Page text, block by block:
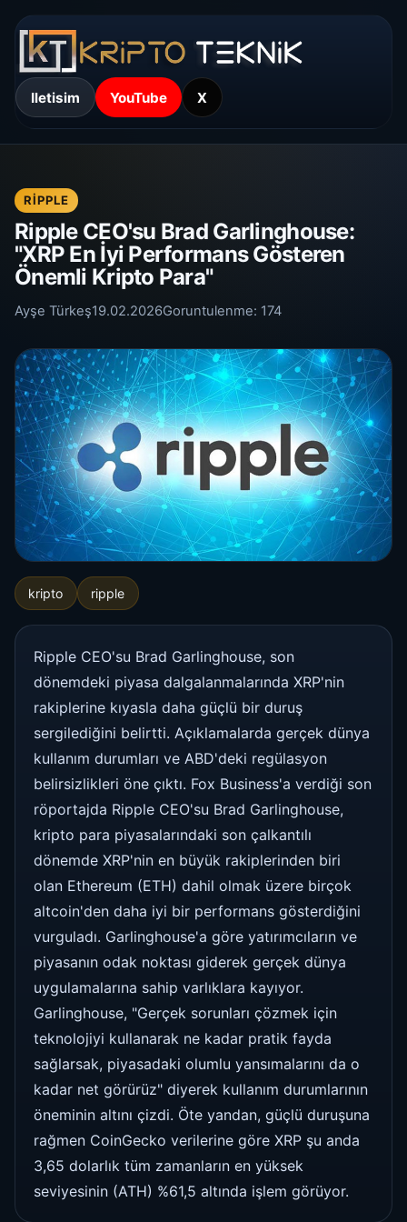
Iletisim YouTube X
RIPPLE
Ripple CEO'su Brad Garlinghouse:
"XRP En İyi Performans Gösteren
Önemli Kripto Para"
Ayşe Türkeş19.02.2026Goruntulenme: 174
kripto ripple
Ripple CEO'su Brad Garlinghouse, son
dönemdeki piyasa dalgalanmalarında XRP'nin
rakiplerine kıyasla daha güçlü bir duruş
sergilediğini belirtti. Açıklamalarda gerçek dünya
kullanım durumları ve ABD'deki regülasyon
belirsizlikleri öne çıktı. Fox Business'a verdiği son
röportajda Ripple CEO'su Brad Garlinghouse,
kripto para piyasalarındaki son çalkantılı
dönemde XRP'nin en büyük rakiplerinden biri
olan Ethereum (ETH) dahil olmak üzere birçok
altcoin'den daha iyi bir performans gösterdiğini
vurguladı. Garlinghouse'a göre yatırımcıların ve
piyasanın odak noktası giderek gerçek dünya
uygulamalarına sahip varlıklara kayıyor.
Garlinghouse, "Gerçek sorunları çözmek için
teknolojiyi kullanarak ne kadar pratik fayda
sağlarsak, piyasadaki olumlu yansımalarını da o
kadar net görürüz" diyerek kullanım durumlarının
öneminin altını çizdi. Öte yandan, güçlü duruşuna
rağmen CoinGecko verilerine göre XRP şu anda
3,65 dolarlık tüm zamanların en yüksek
seviyesinin (ATH) %61,5 altında işlem görüyor.